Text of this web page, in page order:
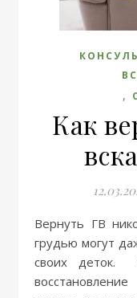
,
Как
Вернуть ГВ никогда не поздно. Ведь кормить
грудью могут
своих деток.